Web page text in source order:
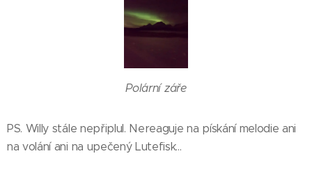
Polární záře
PS. Willy stále nepřiplul. Nereaguje na pískání melodie ani
na volání ani na upečený Lutefisk...